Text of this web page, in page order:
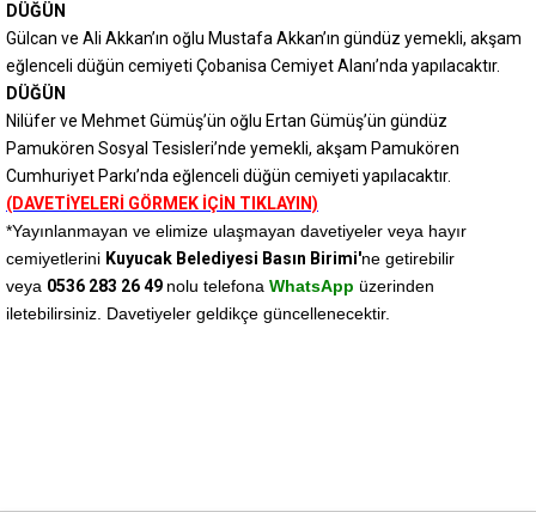
DÜĞÜN
Gülcan ve Ali Akkan’ın oğlu Mustafa Akkan’ın gündüz yemekli, akşam
eğlenceli düğün cemiyeti Çobanisa Cemiyet Alanı’nda yapılacaktır.
DÜĞÜN
Nilüfer ve Mehmet Gümüş’ün oğlu Ertan Gümüş’ün gündüz
Pamukören Sosyal Tesisleri’nde yemekli, akşam Pamukören
Cumhuriyet Parkı’nda eğlenceli düğün cemiyeti yapılacaktır.
(DAVETİYELERİ GÖRMEK İÇİN TIKLAYIN)
*Yayınlanmayan ve elimize ulaşmayan davetiyeler veya hayır
cemiyetlerini Kuyucak Belediyesi Basın Birimi'ne getirebilir
veya 0536 283 26 49 nolu telefona WhatsApp üzerinden
iletebilirsiniz. Davetiyeler geldikçe güncellenecektir.